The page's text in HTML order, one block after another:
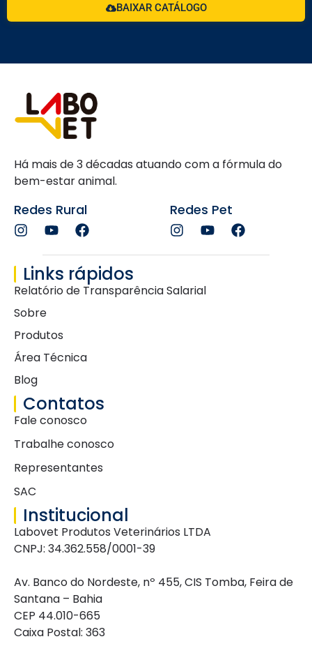
BAIXAR CATÁLOGO
Há mais de 3 décadas atuando com a fórmula do
bem-estar animal.
Redes Rural Redes Pet
Links rápidos
Relatório de Transparência Salarial
Sobre
Produtos
Área Técnica
Blog
Contatos
Fale conosco
Trabalhe conosco
Representantes
SAC
Institucional
Labovet Produtos Veterinários LTDA
CNPJ: 34.362.558/0001-39
Av. Banco do Nordeste, nº 455, CIS Tomba, Feira de
Santana – Bahia
CEP 44.010-665
Caixa Postal: 363